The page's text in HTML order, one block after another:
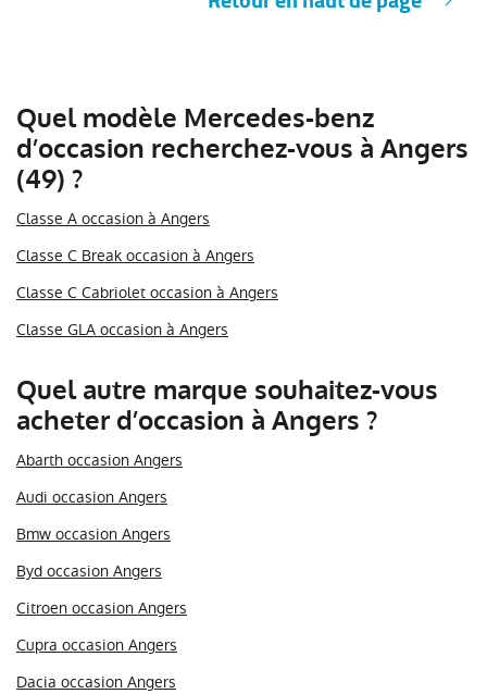
Quel modèle Mercedes-benz
d’occasion recherchez-vous à Angers
(49) ?
Classe A occasion à Angers
Classe C Break occasion à Angers
Classe C Cabriolet occasion à Angers
Classe GLA occasion à Angers
Quel autre marque souhaitez-vous
acheter d’occasion à Angers ?
Abarth occasion Angers
Audi occasion Angers
Bmw occasion Angers
Byd occasion Angers
Citroen occasion Angers
Cupra occasion Angers
Dacia occasion Angers